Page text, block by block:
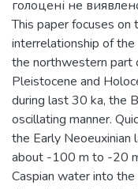
голоцені не
This paper focuses
interrelationship of
the northwestern part
Pleistocene and
during last 30 ka, the
oscillating manner.
the Early Neoeuxinian
about -100 m to -20
Caspian water into